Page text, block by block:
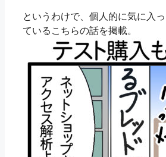
というわけで、個人的に気に入っ
ているこちらの話を掲載。